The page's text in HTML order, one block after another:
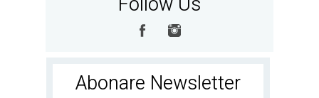
Abonare Newsletter